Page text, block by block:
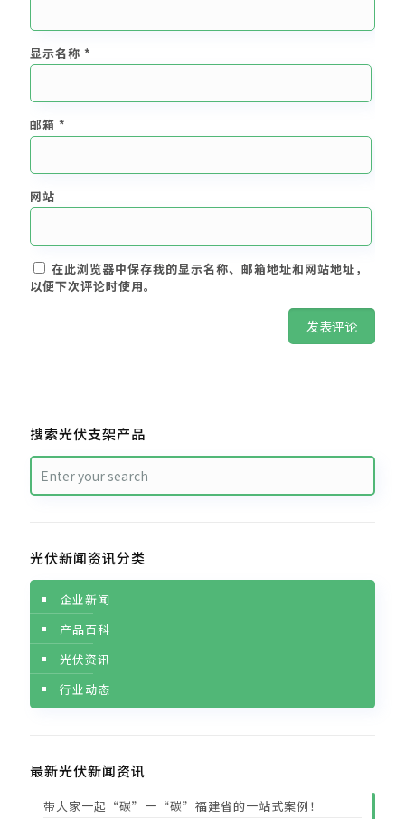
显示名称 *
邮箱 *
网站
在此浏览器中保存我的显示名称、邮箱地址和网站地址，
以便下次评论时使用。
搜索光伏支架产品
光伏新闻资讯分类
企业新闻
产品百科
光伏资讯
行业动态
最新光伏新闻资讯
带大家一起“碳”一“碳”福建省的一站式案例！